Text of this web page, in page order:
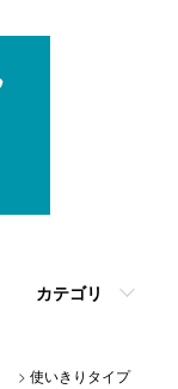
カテゴリ
> 使いきりタイプ